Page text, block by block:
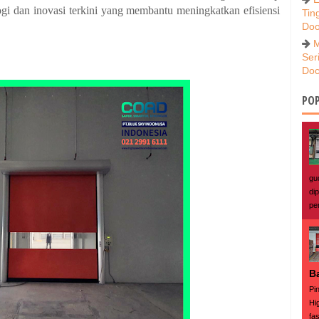
dan inovasi terkini yang membantu meningkatkan efisiensi